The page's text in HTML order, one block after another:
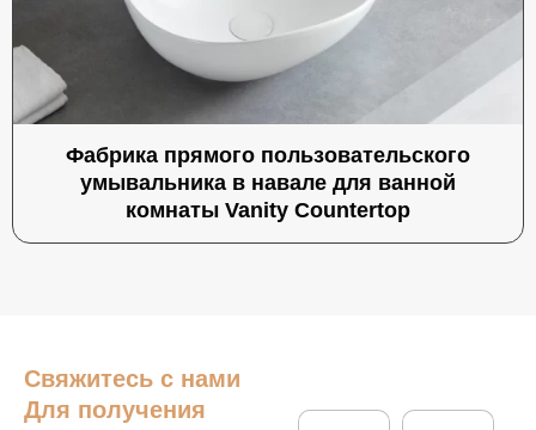
Фабрика прямого пользовательского
умывальника в навале для ванной
комнаты Vanity Countertop
Свяжитесь с нами
Для получения
И
К